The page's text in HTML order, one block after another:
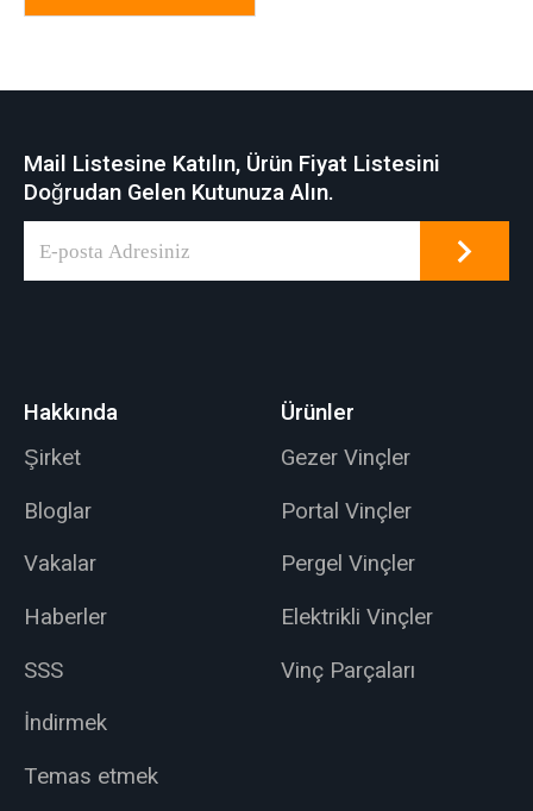
Mail Listesine Katılın, Ürün Fiyat Listesini
Doğrudan Gelen Kutunuza Alın.
Hakkında
Şirket
Bloglar
Vakalar
Haberler
SSS
İndirmek
Temas etmek
Ürünler
Gezer Vinçler
Portal Vinçler
Pergel Vinçler
Elektrikli Vinçler
Vinç Parçaları